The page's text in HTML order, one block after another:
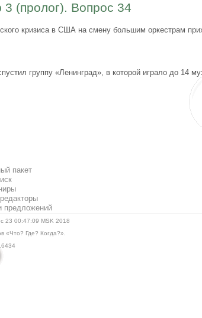
(пролог). Вопрос 34
кризиса в США на смену большим оркестрам
группу «Ленинград», в которой играло до 14
пакет
предложений
23 00:47:09 MSK 2018
«Что? Где? Когда?».